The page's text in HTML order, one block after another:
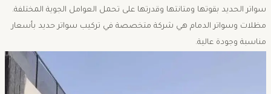
سواتر الحديد بقوتها ومتانتها وقدرتها على تحمل العوامل الجوية المختلفة.
مظلات وسواتر الدمام هي شركة متخصصة في تركيب سواتر حديد بأسعار
مناسبة وجودة عالية.